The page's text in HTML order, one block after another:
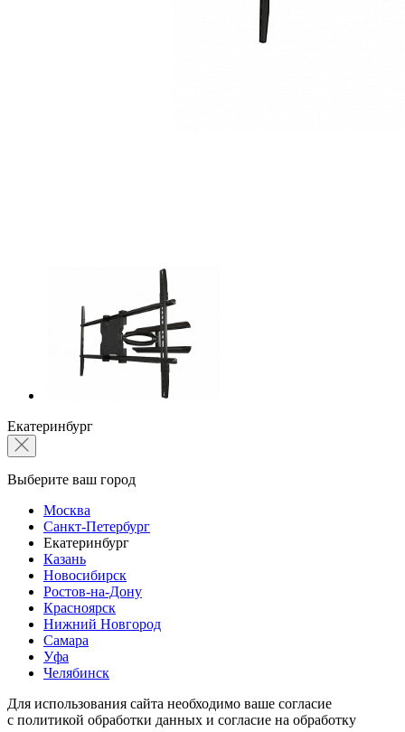
Екатеринбург
Выберите ваш город
Москва
Санкт-Петербург
Екатеринбург
Казань
Новосибирск
Ростов-на-Дону
Красноярск
Нижний Новгород
Самара
Уфа
Челябинск
Для использования сайта необходимо ваше согласие
с политикой обработки данных и согласие на обработку